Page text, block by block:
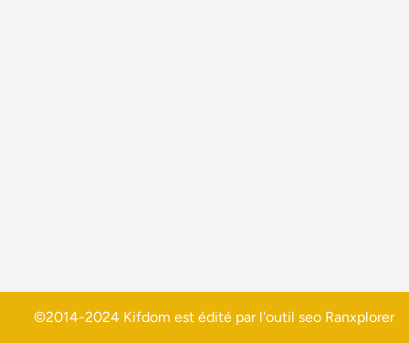
©2014-2024 Kifdom est édité par l'outil seo Ranxplorer